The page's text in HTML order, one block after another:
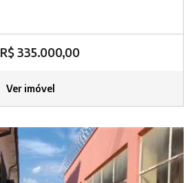
R$ 335.000,00
Ver imóvel